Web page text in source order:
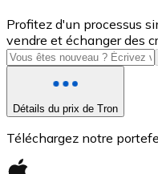
USD Coin
USDC
Profitez d'un processus
vendre et échanger des
Détails du prix de Tron
Téléchargez notre